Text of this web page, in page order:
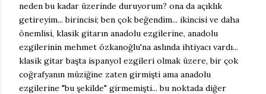
neden bu kadar üzerinde duruyorum? ona da açıklık
getireyim... birincisi; ben çok beğendim... ikincisi ve daha
önemlisi, klasik gitarın anadolu ezgilerine, anadolu
ezgilerinin mehmet özkanoğlu'na aslında ihtiyacı vardı...
klasik gitar başta ispanyol ezgileri olmak üzere, bir çok
coğrafyanın müziğine zaten girmişti ama anadolu
ezgilerine "bu şekilde" girmemişti... bu noktada diğer